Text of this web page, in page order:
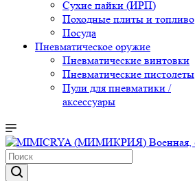
Сухие пайки (ИРП)
Походные плиты и топливо
Посуда
Пневматическое оружие
Пневматические винтовки
Пневматические пистолеты
Пули для пневматики /
аксессуары